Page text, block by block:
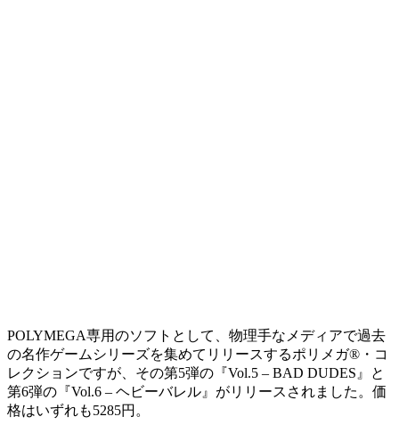
POLYMEGA専用のソフトとして、物理手なメディアで過去
の名作ゲームシリーズを集めてリリースするポリメガ®・コ
レクションですが、その第5弾の『Vol.5 – BAD DUDES』と
第6弾の『Vol.6 – ヘビーバレル』がリリースされました。価
格はいずれも5285円。